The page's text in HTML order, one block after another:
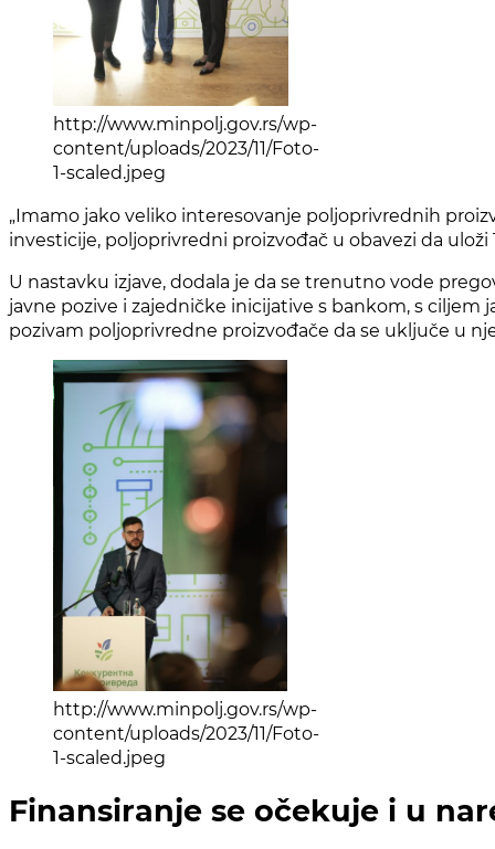
http://www.minpolj.gov.rs/wp-
content/uploads/2023/11/Foto-
1-scaled.jpeg
„Imamo jako veliko interesovanje poljoprivrednih
investicije, poljoprivredni proizvođač u obavezi da uloži
U nastavku izjave, dodala je da se trenutno vode
javne pozive i zajedničke inicijative s bankom, s
pozivam poljoprivredne proizvođače da se uključe u
http://www.minpolj.gov.rs/wp-
content/uploads/2023/11/Foto-
1-scaled.jpeg
Finansiranje se očekuje i u